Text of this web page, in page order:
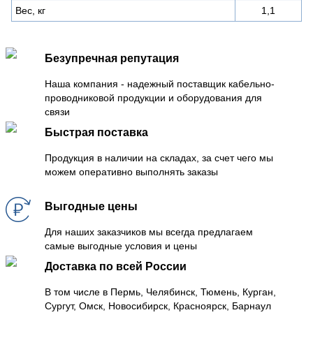
Вес, кг
1,1
Безупречная репутация
Наша компания - надежный поставщик кабельно-
проводниковой продукции и оборудования для
связи
Быстрая поставка
Продукция в наличии на складах, за счет чего мы
можем оперативно выполнять заказы
Выгодные цены
Для наших заказчиков мы всегда предлагаем
самые выгодные условия и цены
Доставка по всей России
В том числе в Пермь, Челябинск, Тюмень, Курган,
Сургут, Омск, Новосибирск, Красноярск, Барнаул